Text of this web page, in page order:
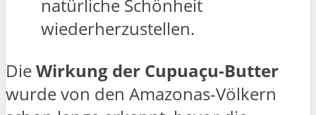
natürliche Schönheit
wiederherzustellen.
DieWirkung der Cupuaçu-Butter
wurde von den Amazonas-Völkern